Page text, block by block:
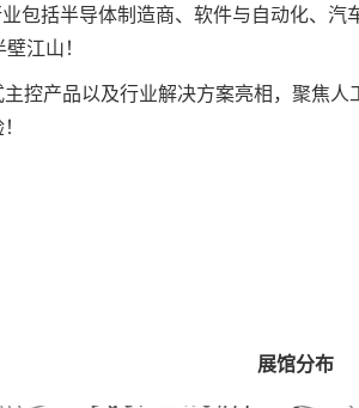
包括半导体制造商、软件与自动化、
江山！
主控产品以及行业解决方案亮相，聚焦人
展馆分布